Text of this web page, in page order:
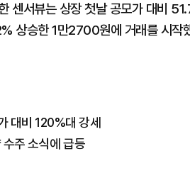
센서뷰는 상장 첫날 공모가 대비
상승한 1만2700원에 거래를 시작
대비 120%대 강세
주 소식에 급등